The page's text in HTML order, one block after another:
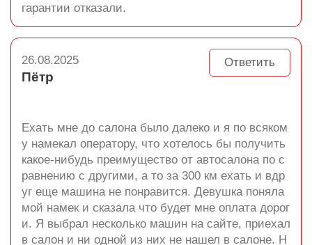
гарантии отказали.
Ответить
26.08.2025
Пётр
Ехать мне до салона было далеко и я по всяком
у намекал оператору, что хотелось бы получить
какое-нибудь преимущество от автосалона по с
равнению с другими, а то за 300 км ехать и вдр
уг еще машина не понравится. Девушка поняла
мой намек и сказала что будет мне оплата дорог
и. Я выбрал несколько машин на сайте, приехал
в салон и ни одной из них не нашел в салоне. Н